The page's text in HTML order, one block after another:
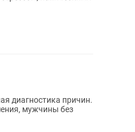
диагностика причин.
мужчины без